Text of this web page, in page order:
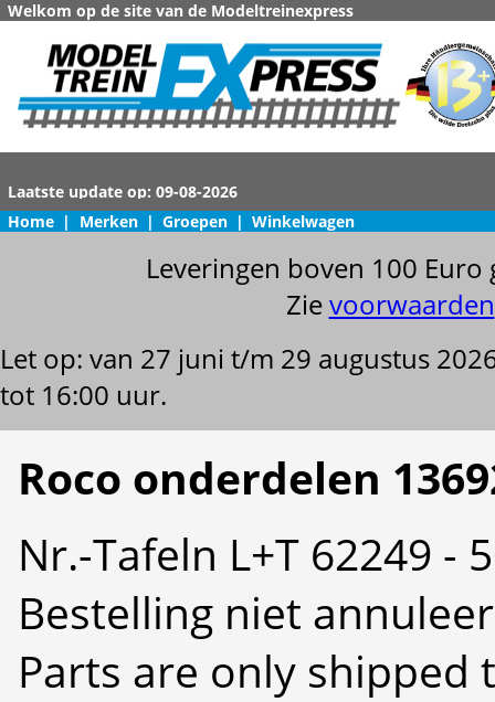
Welkom op de site van de Modeltreinexpress
Home | Merken | Groepen | Winkelwagen
Leveringen boven 100
Zievoorwaarden
Let op: van 27 juni t/m 29 augustus
tot 16:00 uur.
Roco onderdelen
Nr.-Tafeln L+T 62249 -
Bestelling niet
Parts are only shipped